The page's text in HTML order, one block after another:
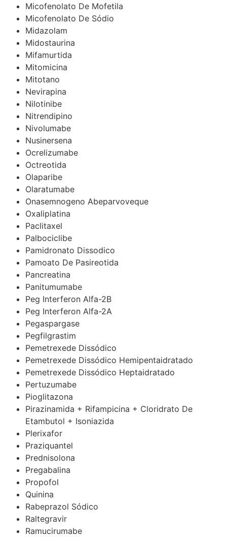
Micofenolato De Mofetila
Micofenolato De Sódio
Midazolam
Midostaurina
Mifamurtida
Mitomicina
Mitotano
Nevirapina
Nilotinibe
Nitrendipino
Nivolumabe
Nusinersena
Ocrelizumabe
Octreotida
Olaparibe
Olaratumabe
Onasemnogeno Abeparvoveque
Oxaliplatina
Paclitaxel
Palbociclibe
Pamidronato Dissodico
Pamoato De Pasireotida
Pancreatina
Panitumumabe
Peg Interferon Alfa-2B
Peg Interferon Alfa-2A
Pegaspargase
Pegfilgrastim
Pemetrexede Dissódico
Pemetrexede Dissódico Hemipentaidratado
Pemetrexede Dissódico Heptaidratado
Pertuzumabe
Pioglitazona
Pirazinamida + Rifampicina + Cloridrato De
Etambutol + Isoniazida
Plerixafor
Praziquantel
Prednisolona
Pregabalina
Propofol
Quinina
Rabeprazol Sódico
Raltegravir
Ramucirumabe